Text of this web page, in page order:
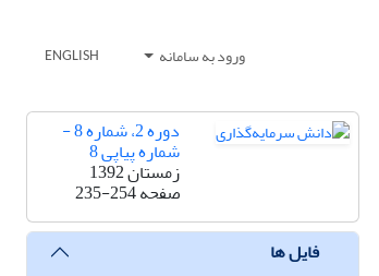
ورود به سامانه ENGLISH
دوره 2، شماره 8 -
شماره پیاپی 8
زمستان 1392
صفحه235-254
فایل ها